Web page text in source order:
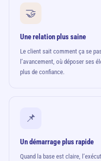
🤝
Une relation plus saine
Le client sait comment ça se
l’avancement, où déposer ses
plus de confiance.
📌
Un démarrage plus rapide
Quand la base est claire,